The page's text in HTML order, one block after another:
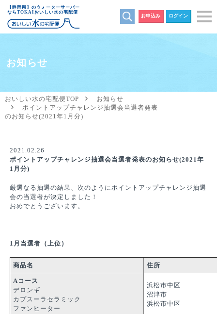
【静岡県】のウォーターサーバー
ならTOKAIおいしい水の宅配便
お申込み ログイン
お知らせ
おいしい水の宅配便TOP
お知らせ
ポイントアップチャレンジ抽選会当選者発表
のお知らせ(2021年1月分)
2021.02.26
ポイントアップチャレンジ抽選会当選者発表のお知らせ(2021年
1月分)
厳選なる抽選の結果、次のようにポイントアップチャレンジ抽選
会の当選者が決定しました！
おめでとうございます。
1月当選者（上位）
商品名 住所
Aコース
デロンギ
カプスーラセラミック
ファンヒーター
浜松市中区
沼津市
浜松市中区